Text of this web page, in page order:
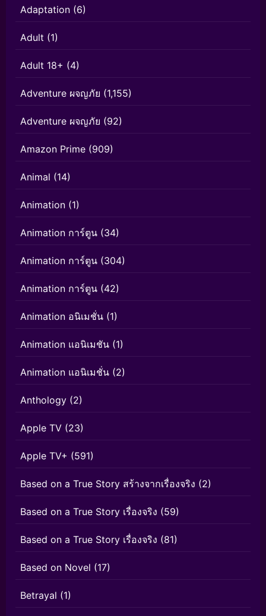
Adaptation (6)
Adult (1)
Adult 18+ (4)
Adventure ผจญภัย (1,155)
Adventure ผจญภัย (92)
Amazon Prime (909)
Animal (14)
Animation (1)
Animation การ์ตูน (34)
Animation การ์ตูน (304)
Animation การ์ตูน (42)
Animation อนิเมชั่น (1)
Animation แอนิเมชัน (1)
Animation แอนิเมชั่น (2)
Anthology (2)
Apple TV (23)
Apple TV+ (591)
Based on a True Story สร้างจากเรื่องจริง (2)
Based on a True Story เรื่องจริง (59)
Based on a True Story เรื่องจริง (81)
Based on Novel (17)
Betrayal (1)